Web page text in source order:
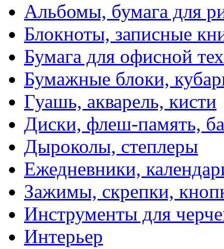
Альбомы, бумага для
Блокноты, записные
Бумага для офисной
Бумажные блоки,
Гуашь, акварель, кисти
Диски, флеш-память,
Дыроколы, степлеры
Ежедневники,
Зажимы, скрепки,
Инструменты для
Интерьер